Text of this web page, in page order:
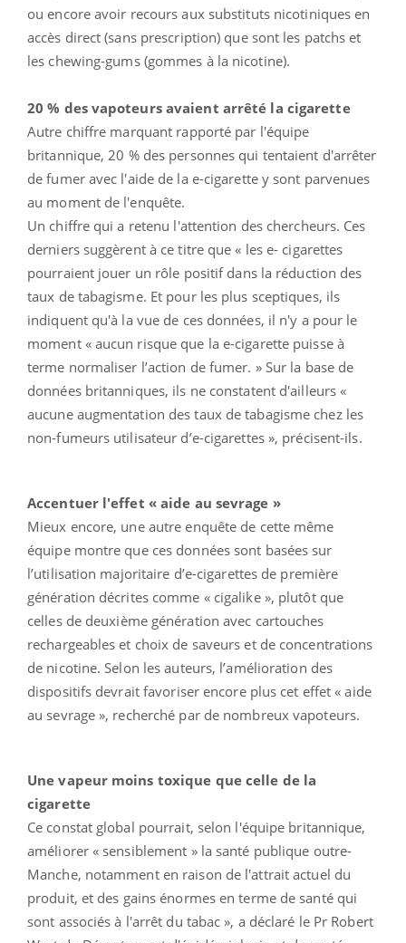
ou encore avoir recours aux substituts nicotiniques en
accès direct (sans prescription) que sont les patchs et
les chewing-gums (gommes à la nicotine).
20 % des vapoteurs avaient arrêté la cigarette
Autre chiffre marquant rapporté par l'équipe
britannique, 20 % des personnes qui tentaient d'arrêter
de fumer avec l'aide de la e-cigarette y sont parvenues
au moment de l'enquête.
Un chiffre qui a retenu l'attention des chercheurs. Ces
derniers suggèrent à ce titre que « les e- cigarettes
pourraient jouer un rôle positif dans la réduction des
taux de tabagisme. Et pour les plus sceptiques, ils
indiquent qu'à la vue de ces données, il n'y a pour le
moment « aucun risque que la e-cigarette puisse à
terme normaliser l’action de fumer. » Sur la base de
données britanniques, ils ne constatent d'ailleurs «
aucune augmentation des taux de tabagisme chez les
non-fumeurs utilisateur d’e-cigarettes », précisent-ils.
Accentuer l'effet « aide au sevrage »
Mieux encore, une autre enquête de cette même
équipe montre que ces données sont basées sur
l’utilisation majoritaire d’e-cigarettes de première
génération décrites comme « cigalike », plutôt que
celles de deuxième génération avec cartouches
rechargeables et choix de saveurs et de concentrations
de nicotine. Selon les auteurs, l’amélioration des
dispositifs devrait favoriser encore plus cet effet « aide
au sevrage », recherché par de nombreux vapoteurs.
Une vapeur moins toxique que celle de la
cigarette
Ce constat global pourrait, selon l'équipe britannique,
améliorer « sensiblement » la santé publique outre-
Manche, notamment en raison de l'attrait actuel du
produit, et des gains énormes en terme de santé qui
sont associés à l'arrêt du tabac », a déclaré le Pr Robert